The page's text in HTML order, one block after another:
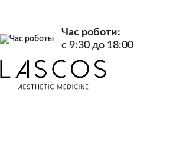
Час роботи:
c 9:30 до 18:00